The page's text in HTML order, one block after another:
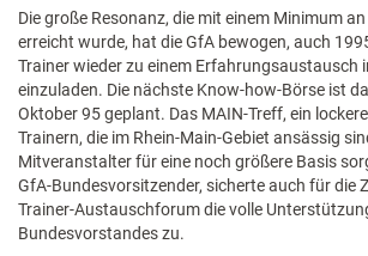
Die große Resonanz, die mit einem Minimum
erreicht wurde, hat die GfA bewogen, auch
Trainer wieder zu einem Erfahrungsaustausch
einzuladen. Die nächste Know-how-Börse ist
Oktober 95 geplant. Das MAIN-Treff, ein
Trainern, die im Rhein-Main-Gebiet ansässig
Mitveranstalter für eine noch größere Basis
GfA-Bundesvorsitzender, sicherte auch für die
Trainer-Austauschforum die volle
Bundesvorstandes zu.